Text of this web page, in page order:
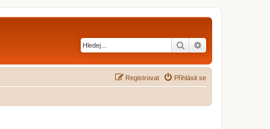
Hledat
Přihlásit se
Registrovat